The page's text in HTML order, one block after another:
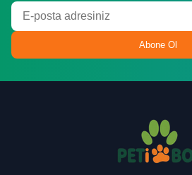
Abone Ol